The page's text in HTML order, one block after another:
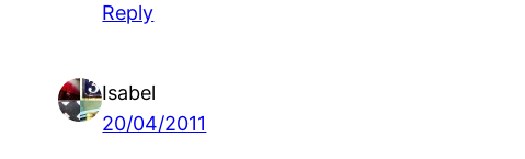
Reply
Isabel
20/04/2011